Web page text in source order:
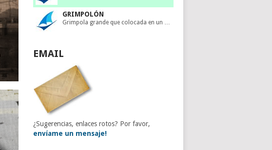
GRIMPOLÓN
Grimpola grande que colocada en un …
EMAIL
¿Sugerencias, enlaces rotos? Por favor,
envíame un mensaje!